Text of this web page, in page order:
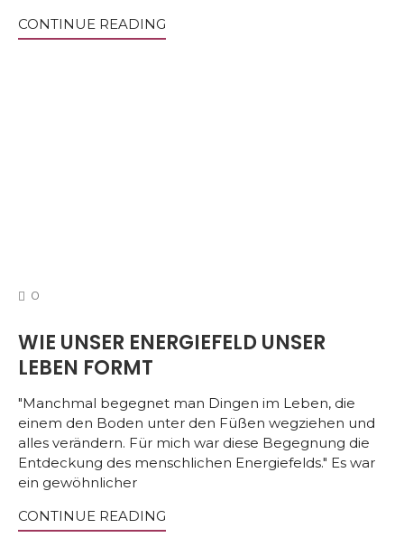
CONTINUE READING
0
WIE UNSER ENERGIEFELD UNSER
LEBEN FORMT
"Manchmal begegnet man Dingen im Leben, die
einem den Boden unter den Füßen wegziehen und
alles verändern. Für mich war diese Begegnung die
Entdeckung des menschlichen Energiefelds." Es war
ein gewöhnlicher
CONTINUE READING